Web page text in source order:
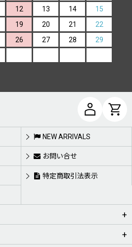
12 13 14
15
19 20 21
22
26 27 28
29
NEW ARRIVALS
お問い合せ
特定商取引法表示